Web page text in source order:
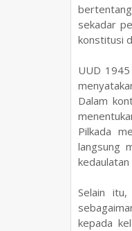
sekadar
konstitusi
UUD
Dalam
Pilkada
langsung
Selain
kepada